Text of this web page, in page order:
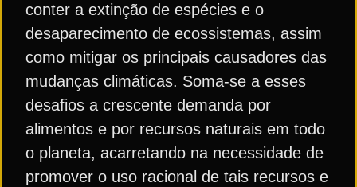
conter a extinção de espécies e o
desaparecimento de ecossistemas, assim
como mitigar os principais causadores das
mudanças climáticas. Soma-se a esses
desafios a crescente demanda por
alimentos e por recursos naturais em todo
o planeta, acarretando na necessidade de
promover o uso racional de tais recursos e